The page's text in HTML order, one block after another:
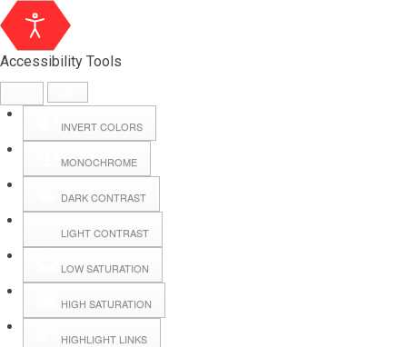
Accessibility Tools
INVERT COLORS
MONOCHROME
DARK CONTRAST
LIGHT CONTRAST
LOW SATURATION
HIGH SATURATION
HIGHLIGHT LINKS